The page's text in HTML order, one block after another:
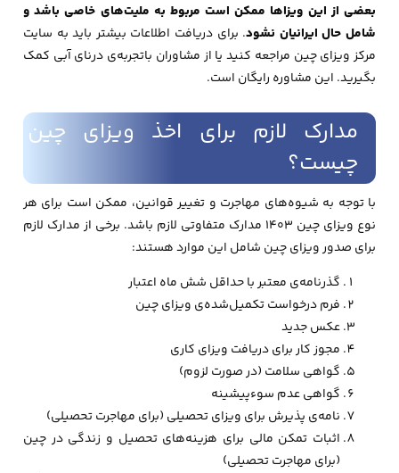
بعضی از این ویزاها ممکن است مربوط به ملیت‌های خاصی باشد و
شامل حال ایرانیان نشود. برای دریافت اطلاعات بیشتر باید به سایت‌
مرکز ویزای چین مراجعه کنید یا از مشاوران باتجربه‌ی درنای آبی کمک
بگیرید. این مشاوره رایگان است.
مدارک لازم برای اخذ ویزای چین
چیست؟
با توجه به شیو‌ه‌های مهاجرت و تغییر قوانین، ممکن است برای هر
نوع ویزای چین 1403 مدارک متفاوتی لازم باشد. برخی از مدارک لازم
برای صدور ویزای چین شامل این موارد هستند:
گذرنامه‌ی معتبر با حداقل شش ماه اعتبار
فرم درخواست تکمیل‌شده‌ی ویزای چین
عکس جدید
مجوز کار برای دریافت ویزای کاری
گواهی سلامت (در صورت لزوم)
گواهی عدم سوء‌پیشینه
نامه‌ی پذیرش برای ویزای تحصیلی (برای مهاجرت تحصیلی)
اثبات تمکن مالی برای هزینه‌های تحصیل و زندگی در چین
(برای مهاجرت تحصیلی)